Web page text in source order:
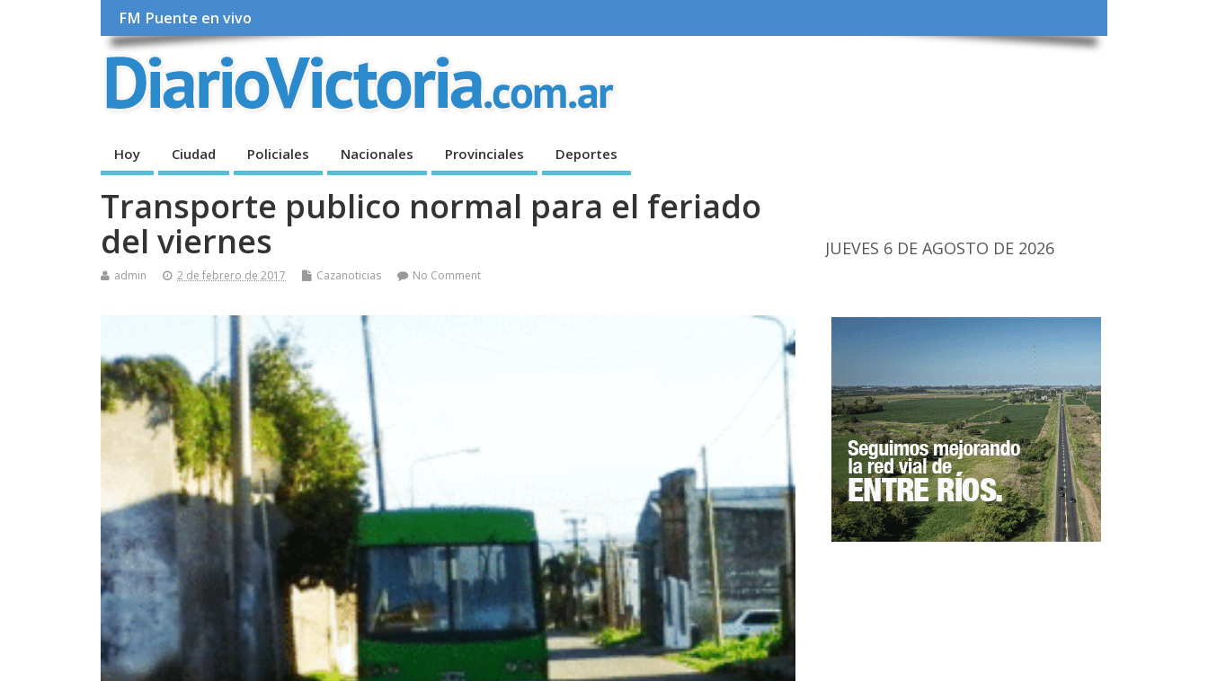
FM Puente en vivo
Hoy Ciudad Policiales Nacionales Provinciales Deportes
Transporte publico normal para el feriado
del viernes
admin 2 de febrero de 2017 Cazanoticias No Comment
JUEVES 6 DE AGOSTO DE 2026